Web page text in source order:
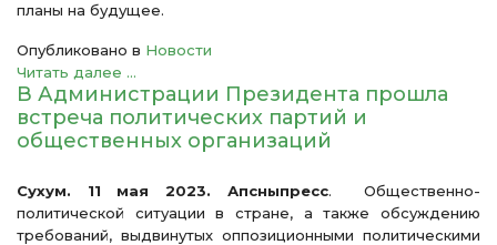
планы на будущее.
Опубликовано в Новости
Читать далее ...
В Администрации Президента прошла
встреча политических партий и
общественных организаций
Сухум. 11 мая 2023. Апсныпресс. Общественно-
политической ситуации в стране, а также обсуждению
требований, выдвинутых оппозиционными политическими